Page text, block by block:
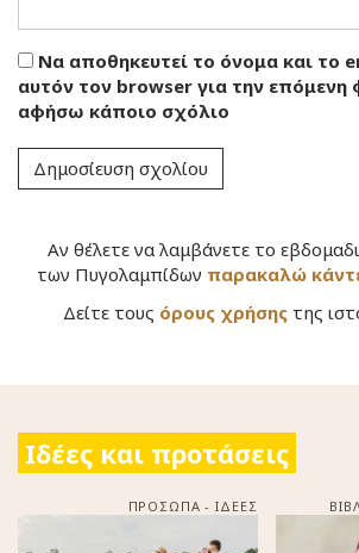
Να αποθηκευτεί το όνομα και το
αυτόν τον browser για την
αφήσω κάποιο σχόλιο
Αν θέλετε να λαμβάνετε το
των Πυγολαμπίδων παρακαλώ
Δείτε τους όρους χρήσηςτης
Ιδέες και προτάσεις
ΠΡΟΣΩΠΑ - ΙΔΕΕΣ